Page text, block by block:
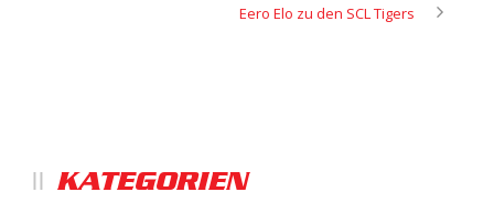
Eero Elo zu den SCL Tigers
KATEGORIEN